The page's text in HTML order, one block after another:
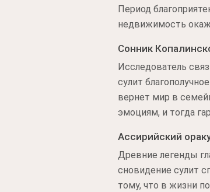
Период
недвижимость
Сонник
Исследователь
сулит
вернет мир в
эмоциям, и тогда
Ассирийский
Древние легенды
сновидение сулит
тому, что в жизни